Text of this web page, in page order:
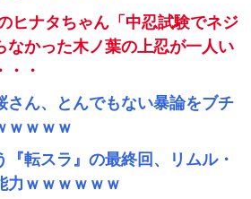
ヒナタちゃん「中忍試験でネジ
なかった木ノ葉の上忍が一人い
・
さん、とんでもない暴論をブチ
ｗｗｗｗ
『転スラ』の最終回、リムル・
力ｗｗｗｗｗｗ